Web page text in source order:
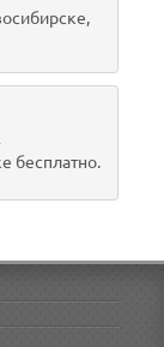
бесплатно.